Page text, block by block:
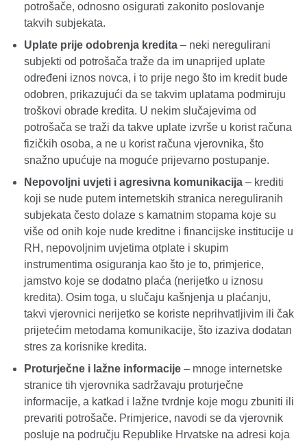
potrošače, odnosno osigurati zakonito poslovanje
takvih subjekata.
Uplate prije odobrenja kredita – neki neregulirani
subjekti od potrošača traže da im unaprijed uplate
određeni iznos novca, i to prije nego što im kredit bude
odobren, prikazujući da se takvim uplatama podmiruju
troškovi obrade kredita. U nekim slučajevima od
potrošača se traži da takve uplate izvrše u korist računa
fizičkih osoba, a ne u korist računa vjerovnika, što
snažno upućuje na moguće prijevarno postupanje.
Nepovoljni uvjeti i agresivna komunikacija – krediti
koji se nude putem internetskih stranica nereguliranih
subjekata često dolaze s kamatnim stopama koje su
više od onih koje nude kreditne i financijske institucije u
RH, nepovoljnim uvjetima otplate i skupim
instrumentima osiguranja kao što je to, primjerice,
jamstvo koje se dodatno plaća (nerijetko u iznosu
kredita). Osim toga, u slučaju kašnjenja u plaćanju,
takvi vjerovnici nerijetko se koriste neprihvatljivim ili čak
prijetećim metodama komunikacije, što izaziva dodatan
stres za korisnike kredita.
Proturječne i lažne informacije – mnoge internetske
stranice tih vjerovnika sadržavaju proturječne
informacije, a katkad i lažne tvrdnje koje mogu zbuniti ili
prevariti potrošače. Primjerice, navodi se da vjerovnik
posluje na području Republike Hrvatske na adresi koja